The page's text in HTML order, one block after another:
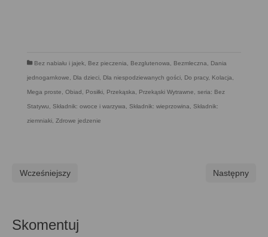
Bez nabiału i jajek Bez pieczenia Bezglutenowa Bezmleczna Dania
jednogarnkowe Dla dzieci Dla niespodziewanych gości Do pracy, Kolacja
Mega proste Obiad Posiłki Przekąska Przekąski Wytrawne seria: Bez
Statywu Składnik: owoce i warzywa Składnik: wieprzowina Składnik:
ziemniaki Zdrowe jedzenie
Wcześniejszy Następny
Skomentuj